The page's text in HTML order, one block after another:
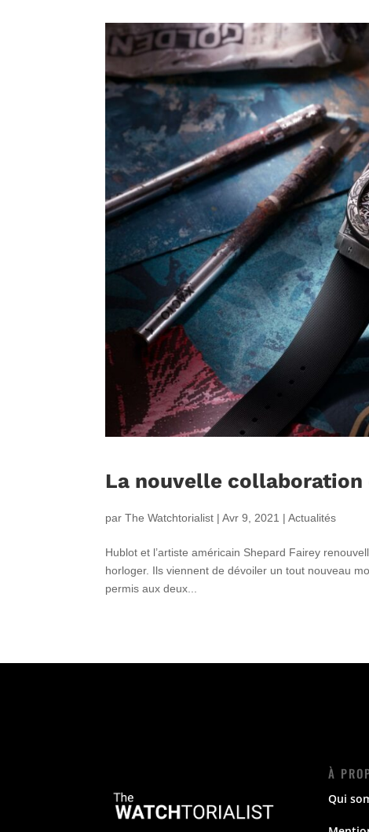
La nouvelle collaboration
parThe Watchtorialist |Avr 9, 2021 |Actualités
Hublot et l’artiste américain Shepard Fairey
horloger. Ils viennent de dévoiler un tout nouveau
permis aux deux...
À
Qui